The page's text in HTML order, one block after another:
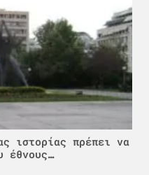
ιστορίας πρέπει να
έθνους…